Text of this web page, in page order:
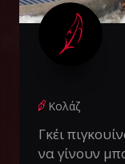
Κολάζ
Γκέι
να γίνουν